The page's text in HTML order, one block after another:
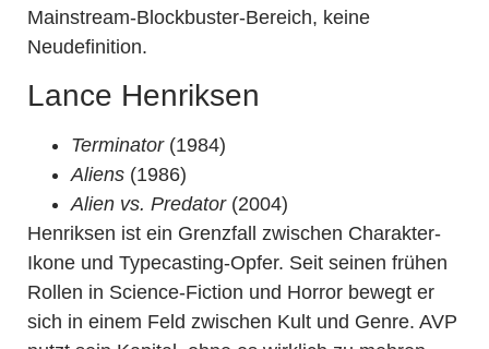
Mainstream-Blockbuster-Bereich, keine
Neudefinition.
Lance Henriksen
Terminator(1984)
Aliens (1986)
Alien vs. Predator(2004)
Henriksen ist ein Grenzfall zwischen Charakter-
Ikone und Typecasting-Opfer. Seit seinen frühen
Rollen in Science-Fiction und Horror bewegt er
sich in einem Feld zwischen Kult und Genre. AVP